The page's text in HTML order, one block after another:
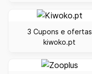
3 Cupons e ofertas
kiwoko.pt